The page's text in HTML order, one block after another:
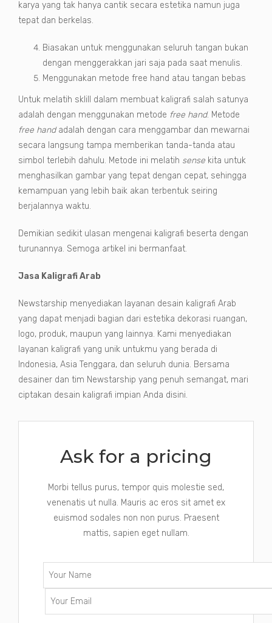
karya yang tak hanya cantik secara estetika namun juga
tepat dan berkelas.
Biasakan untuk menggunakan seluruh tangan bukan
dengan menggerakkan jari saja pada saat menulis.
Menggunakan metode free hand atau tangan bebas
Untuk melatih sklill dalam membuat kaligrafi salah satunya
adalah dengan menggunakan metode free hand. Metode
free handadalah dengan cara menggambar dan mewarnai
secara langsung tampa memberikan tanda-tanda atau
simbol terlebih dahulu. Metode ini melatih sense kita untuk
menghasilkan gambar yang tepat dengan cepat, sehingga
kemampuan yang lebih baik akan terbentuk seiring
berjalannya waktu.
Demikian sedikit ulasan mengenai kaligrafi beserta dengan
turunannya. Semoga artikel ini bermanfaat.
Jasa Kaligrafi Arab
Newstarship menyediakan layanan desain kaligrafi Arab
yang dapat menjadi bagian dari estetika dekorasi ruangan,
logo, produk, maupun yang lainnya. Kami menyediakan
layanan kaligrafi yang unik untukmu yang berada di
Indonesia, Asia Tenggara, dan seluruh dunia. Bersama
desainer dan tim Newstarship yang penuh semangat, mari
ciptakan desain kaligrafi impian Anda disini.
Ask for a pricing
Morbi tellus purus, tempor quis molestie sed,
venenatis ut nulla. Mauris ac eros sit amet ex
euismod sodales non non purus. Praesent
mattis, sapien eget nullam.